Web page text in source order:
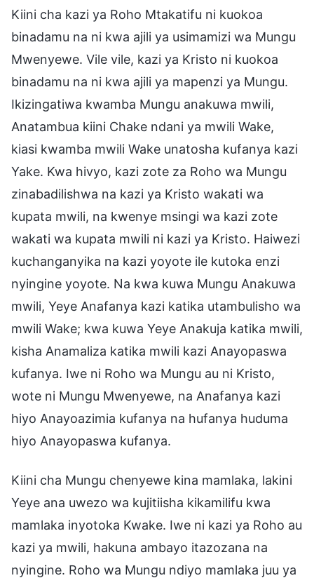
Kiini cha kazi ya Roho Mtakatifu ni kuokoa
binadamu na ni kwa ajili ya usimamizi wa Mungu
Mwenyewe. Vile vile, kazi ya Kristo ni kuokoa
binadamu na ni kwa ajili ya mapenzi ya Mungu.
Ikizingatiwa kwamba Mungu anakuwa mwili,
Anatambua kiini Chake ndani ya mwili Wake,
kiasi kwamba mwili Wake unatosha kufanya kazi
Yake. Kwa hivyo, kazi zote za Roho wa Mungu
zinabadilishwa na kazi ya Kristo wakati wa
kupata mwili, na kwenye msingi wa kazi zote
wakati wa kupata mwili ni kazi ya Kristo. Haiwezi
kuchanganyika na kazi yoyote ile kutoka enzi
nyingine yoyote. Na kwa kuwa Mungu Anakuwa
mwili, Yeye Anafanya kazi katika utambulisho wa
mwili Wake; kwa kuwa Yeye Anakuja katika mwili,
kisha Anamaliza katika mwili kazi Anayopaswa
kufanya. Iwe ni Roho wa Mungu au ni Kristo,
wote ni Mungu Mwenyewe, na Anafanya kazi
hiyo Anayoazimia kufanya na hufanya huduma
hiyo Anayopaswa kufanya.
Kiini cha Mungu chenyewe kina mamlaka, lakini
Yeye ana uwezo wa kujitiisha kikamilifu kwa
mamlaka inyotoka Kwake. Iwe ni kazi ya Roho au
kazi ya mwili, hakuna ambayo itazozana na
nyingine. Roho wa Mungu ndiyo mamlaka juu ya